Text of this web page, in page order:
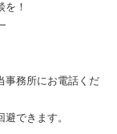
！
事務所にお電話くだ
できます。